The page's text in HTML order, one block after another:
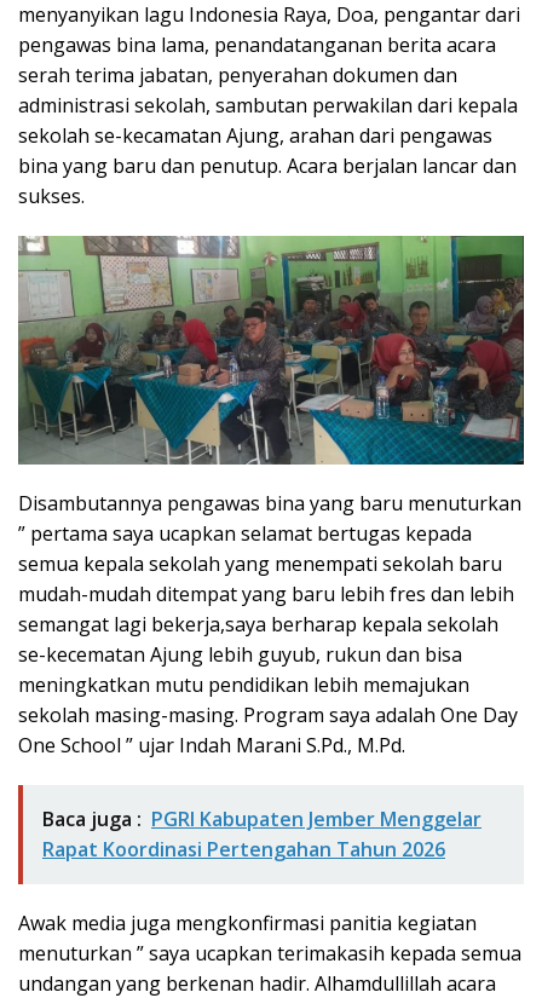
menyanyikan lagu Indonesia Raya, Doa, pengantar dari
pengawas bina lama, penandatanganan berita acara
serah terima jabatan, penyerahan dokumen dan
administrasi sekolah, sambutan perwakilan dari kepala
sekolah se-kecamatan Ajung, arahan dari pengawas
bina yang baru dan penutup. Acara berjalan lancar dan
sukses.
Disambutannya pengawas bina yang baru menuturkan
” pertama saya ucapkan selamat bertugas kepada
semua kepala sekolah yang menempati sekolah baru
mudah-mudah ditempat yang baru lebih fres dan lebih
semangat lagi bekerja,saya berharap kepala sekolah
se-kecematan Ajung lebih guyub, rukun dan bisa
meningkatkan mutu pendidikan lebih memajukan
sekolah masing-masing. Program saya adalah One Day
One School ” ujar Indah Marani S.Pd., M.Pd.
Baca juga : PGRI Kabupaten Jember Menggelar
Rapat Koordinasi Pertengahan Tahun 2026
Awak media juga mengkonfirmasi panitia kegiatan
menuturkan ” saya ucapkan terimakasih kepada semua
undangan yang berkenan hadir. Alhamdullillah acara